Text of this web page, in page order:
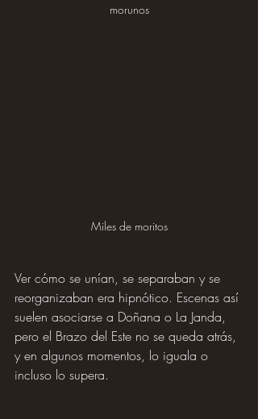
morunos
Miles de moritos
Ver cómo se unían, se separaban y se
reorganizaban era hipnótico. Escenas así
suelen asociarse a Doñana o La Janda,
pero el Brazo del Este no se queda atrás,
y en algunos momentos, lo iguala o
incluso lo supera.